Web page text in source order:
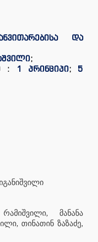
და
;
:
1 პრინციპი; 5
მანანა
თინათინ ზაზაძე,